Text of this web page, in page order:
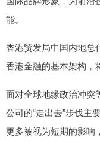
能。
香港贸发局中国内地总
香港金融的基本架构，
面对全球地缘政治冲突
公司的“走出去”步伐主
更多被视为短期的影响